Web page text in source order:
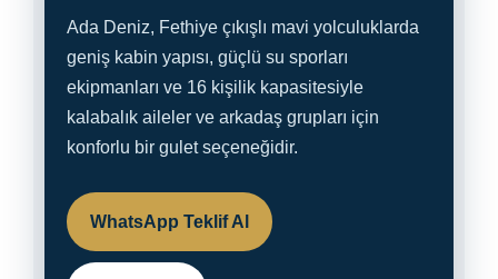
Ada Deniz, Fethiye çıkışlı mavi yolculuklarda
geniş kabin yapısı, güçlü su sporları
ekipmanları ve 16 kişilik kapasitesiyle
kalabalık aileler ve arkadaş grupları için
konforlu bir gulet seçeneğidir.
WhatsApp Teklif Al